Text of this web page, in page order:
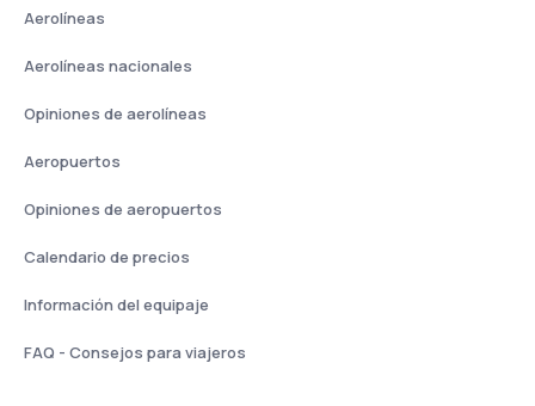
Aerolíneas
Aerolíneas nacionales
Opiniones de aerolíneas
Aeropuertos
Opiniones de aeropuertos
Calendario de precios
Información del equipaje
FAQ - Consejos para viajeros